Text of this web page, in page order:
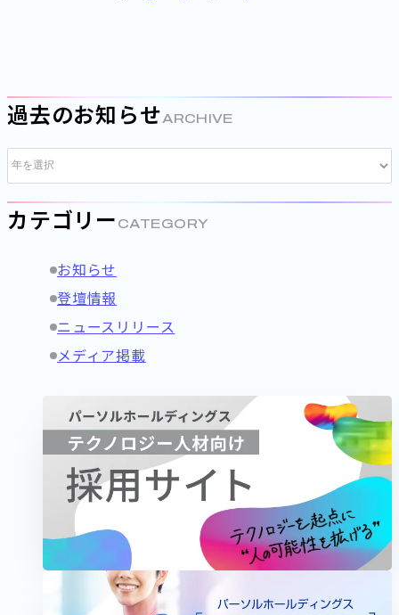
過去のお知らせ ARCHIVE
カテゴリー CATEGORY
お知らせ
登壇情報
ニュースリリース
メディア掲載